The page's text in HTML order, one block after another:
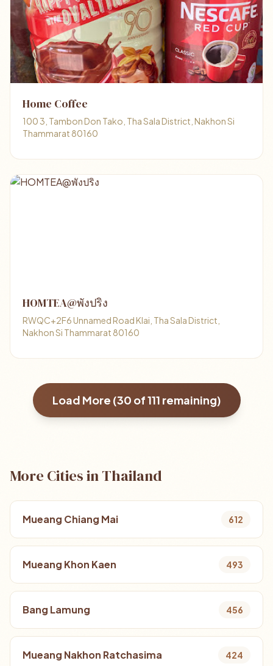
Home Coffee
100 3, Tambon Don Tako, Tha Sala District, Nakhon Si
Thammarat 80160
HOMTEA@พังปริง
RWQC+2F6 Unnamed Road Klai, Tha Sala District,
Nakhon Si Thammarat 80160
Load More (30 of111 remaining)
More Cities in Thailand
Mueang Chiang Mai 612
Mueang Khon Kaen 493
Bang Lamung 456
Mueang Nakhon Ratchasima 424